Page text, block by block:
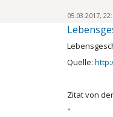
05.03.2017,
Quelle:
Zitat von
"